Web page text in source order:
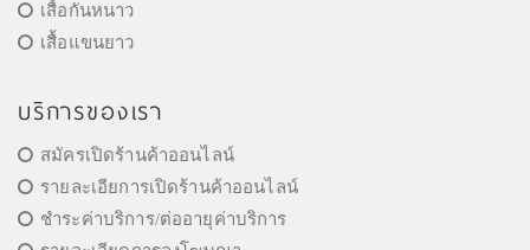
เสื้อกันหนาว
เสื้อแขนยาว
บริการของเรา
สมัครเปิดร้านค้าออนไลน์
รายละเอียการเปิดร้านค้าออนไลน์
ชำระค่าบริการ/ต่ออายุค่าบริการ